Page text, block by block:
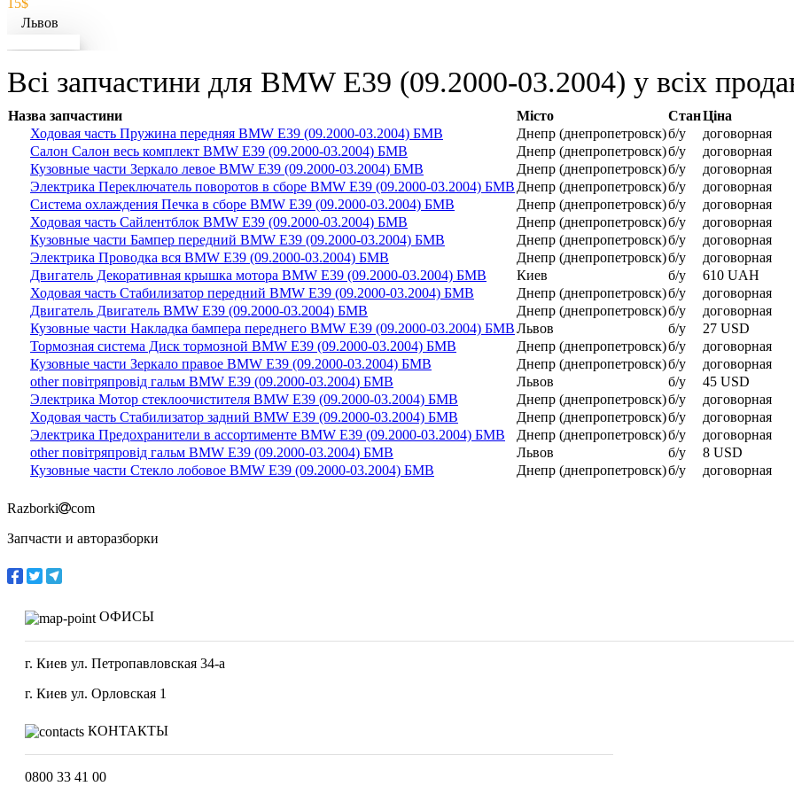
15$
Львов
Всі запчастини для BMW E39 (09.2000-03.2004) у всіх
Назва запчастини Місто СтанЦіна
Ходовая часть Пружина передняя BMW E39 (09.2000-03.2004) БМВ
Днепр (днепропетровск)б/у
договорная
Салон Салон весь комплект BMW E39 (09.2000-03.2004) БМВ
Днепр (днепропетровск)б/у
договорная
Кузовные части Зеркало левое BMW E39 (09.2000-03.2004) БМВ
Днепр (днепропетровск)б/у
договорная
Электрика Переключатель поворотов в сборе BMW E39 (09.2000-03.2004) БМВ Днепр (днепропетровск)б/у
договорная
Система охлаждения Печка в сборе BMW E39 (09.2000-03.2004) БМВ
Днепр (днепропетровск)б/у
договорная
Ходовая часть Сайлентблок BMW E39 (09.2000-03.2004) БМВ
Днепр (днепропетровск)б/у
договорная
Кузовные части Бампер передний BMW E39 (09.2000-03.2004) БМВ
Днепр (днепропетровск)б/у
договорная
Электрика Проводка вся BMW E39 (09.2000-03.2004) БМВ
Днепр (днепропетровск)б/у
договорная
Двигатель Декоративная крышка мотора BMW E39 (09.2000-03.2004) БМВ
Киев б/у
610 UAH
Ходовая часть Стабилизатор передний BMW E39 (09.2000-03.2004) БМВ
Днепр (днепропетровск)б/у
договорная
Двигатель Двигатель BMW E39 (09.2000-03.2004) БМВ
Днепр (днепропетровск)б/у
договорная
Кузовные части Накладка бампера переднего BMW E39 (09.2000-03.2004) БМВЛьвов б/у
27 USD
Тормозная система Диск тормозной BMW E39 (09.2000-03.2004) БМВ
Днепр (днепропетровск)б/у
договорная
Кузовные части Зеркало правое BMW E39 (09.2000-03.2004) БМВ
Днепр (днепропетровск)б/у
договорная
other повітряпровід гальм BMW E39 (09.2000-03.2004) БМВ
Львов б/у
45 USD
Электрика Мотор стеклоочистителя BMW E39 (09.2000-03.2004) БМВ
Днепр (днепропетровск)б/у
договорная
Ходовая часть Стабилизатор задний BMW E39 (09.2000-03.2004) БМВ
Днепр (днепропетровск)б/у
договорная
Электрика Предохранители в ассортименте BMW E39 (09.2000-03.2004) БМВ
Днепр (днепропетровск)б/у
договорная
other повітряпровід гальм BMW E39 (09.2000-03.2004) БМВ
Львов б/у
8 USD
Кузовные части Стекло лобовое BMW E39 (09.2000-03.2004) БМВ
Днепр (днепропетровск)б/у договорная
Razborki
com
Запчасти и авторазборки
ОФИСЫ
г. Киев ул. Петропавловская 34-а
г. Киев ул. Орловская 1
КОНТАКТЫ
0800 33 41 00